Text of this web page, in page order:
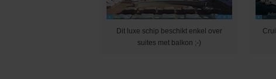
Dit luxe schip beschikt enkel over
suites met balkon ;-)